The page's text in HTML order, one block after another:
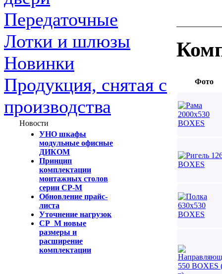
Передаточные
Лотки и шлюзы
Новинки
Продукция, снятая с
производства
Новости
УНО шкафы
модульные офисные
ДИКОМ
Принцип
комплектации
монтажных столов
серии СР-М
Обновление прайс-
листа
Уточнение нагрузок
СР_М новые
размеры и
расширение
комплектации
Фото